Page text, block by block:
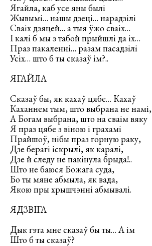
Ягайла, каб усе яны былі
Жывымі… нашы дзеці… нарадзілі
Сваіх дзяцей… а тыя ўжо сваіх…
І калі б мы з табой прыйшлі да іх…
Праз пакаленні… разам пасадзілі
Усіх… што б ты сказаў ім?..
ЯГАЙЛА
Сказаў бы, як кахаў цябе… Кахаў
Каханнем тым, што выбрана не намі,
А Богам выбрана, што на сваім вяку
Я праз цябе з віною і грахамі
Прайшоў, нібы праз горную раку,
Дзе берагі іскрылі, як каралі,
Дзе й следу не пакінула брыда!..
Што не баюся Божага суда,
Бо ты мяне абмыла, як вада,
Якою пры хрышчэнні абмывалі.
ЯДЗВІГА
Дык гэта мне сказаў бы ты… А ім
Што б ты сказаў?